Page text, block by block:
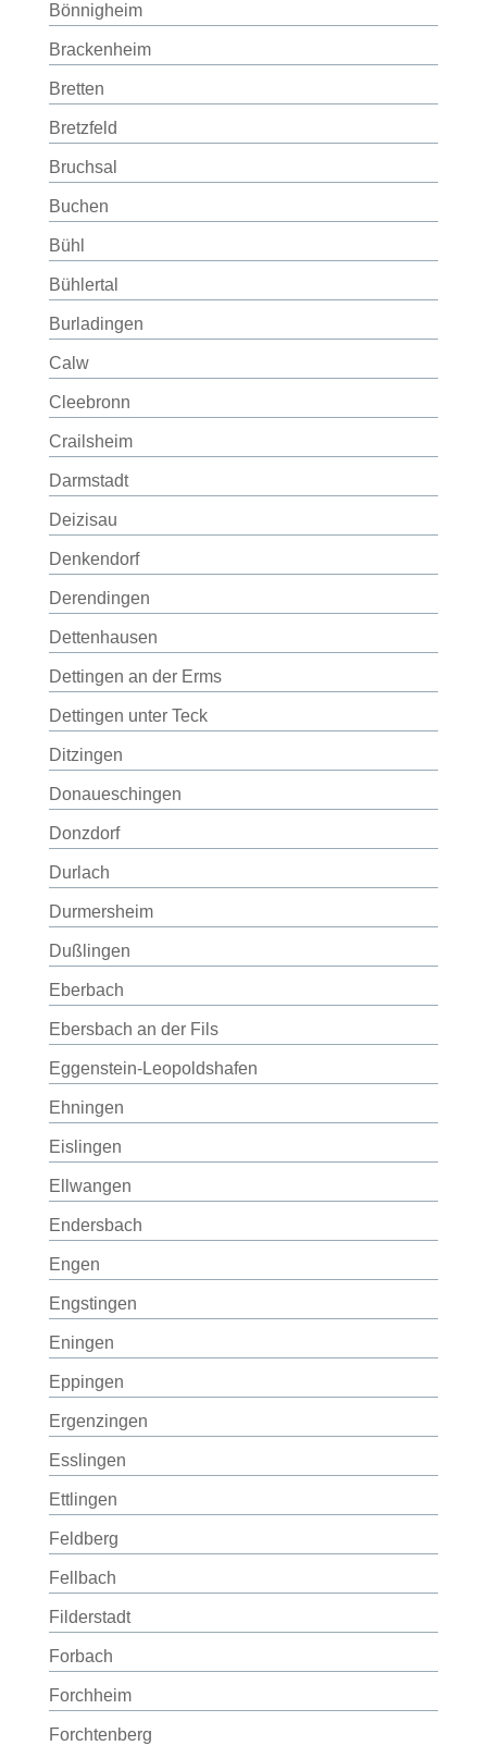
Bönnigheim
Brackenheim
Bretten
Bretzfeld
Bruchsal
Buchen
Bühl
Bühlertal
Burladingen
Calw
Cleebronn
Crailsheim
Darmstadt
Deizisau
Denkendorf
Derendingen
Dettenhausen
Dettingen an der Erms
Dettingen unter Teck
Ditzingen
Donaueschingen
Donzdorf
Durlach
Durmersheim
Dußlingen
Eberbach
Ebersbach an der Fils
Eggenstein-Leopoldshafen
Ehningen
Eislingen
Ellwangen
Endersbach
Engen
Engstingen
Eningen
Eppingen
Ergenzingen
Esslingen
Ettlingen
Feldberg
Fellbach
Filderstadt
Forbach
Forchheim
Forchtenberg